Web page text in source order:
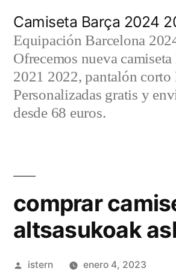
contenido
Camiseta Barça 2024
Equipación Barcelona
Ofrecemos nueva
2021 2022, pantalón corto
Personalizadas gratis y
desde 68 euros.
comprar
altsasukoak
Publicado
istern enero 4, 2023